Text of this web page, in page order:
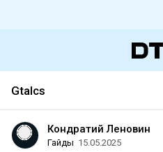
Gtalcs
Кондратий Леновин
Гайды 15.05.2025